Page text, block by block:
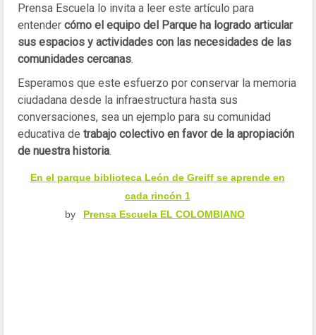
Prensa Escuela lo invita a leer este artículo para
entender cómo el equipo del Parque ha logrado articular
sus espacios y actividades con las necesidades de las
comunidades cercanas.
Esperamos que este esfuerzo por conservar la memoria
ciudadana desde la infraestructura hasta sus
conversaciones, sea un ejemplo para su comunidad
educativa de trabajo colectivo en favor de la apropiación
de nuestra historia.
En el parque biblioteca León de Greiff se aprende en
cada rincón 1
by
Prensa Escuela EL COLOMBIANO